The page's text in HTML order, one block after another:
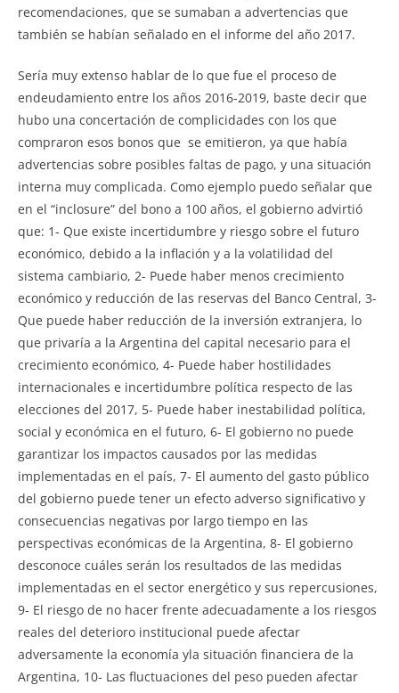
recomendaciones, que se sumaban a advertencias que
también se habían señalado en el informe del año 2017.
Sería muy extenso hablar de lo que fue el proceso de
endeudamiento entre los años 2016-2019, baste decir que
hubo una concertación de complicidades con los que
compraron esos bonos que se emitieron, ya que había
advertencias sobre posibles faltas de pago, y una situación
interna muy complicada. Como ejemplo puedo señalar que
en el “inclosure” del bono a 100 años, el gobierno advirtió
que: 1- Que existe incertidumbre y riesgo sobre el futuro
económico, debido a la inflación y a la volatilidad del
sistema cambiario, 2- Puede haber menos crecimiento
económico y reducción de las reservas del Banco Central, 3-
Que puede haber reducción de la inversión extranjera, lo
que privaría a la Argentina del capital necesario para el
crecimiento económico, 4- Puede haber hostilidades
internacionales e incertidumbre política respecto de las
elecciones del 2017, 5- Puede haber inestabilidad política,
social y económica en el futuro, 6- El gobierno no puede
garantizar los impactos causados por las medidas
implementadas en el país, 7- El aumento del gasto público
del gobierno puede tener un efecto adverso significativo y
consecuencias negativas por largo tiempo en las
perspectivas económicas de la Argentina, 8- El gobierno
desconoce cuáles serán los resultados de las medidas
implementadas en el sector energético y sus repercusiones,
9- El riesgo de no hacer frente adecuadamente a los riesgos
reales del deterioro institucional puede afectar
adversamente la economía yla situación financiera de la
Argentina, 10- Las fluctuaciones del peso pueden afectar